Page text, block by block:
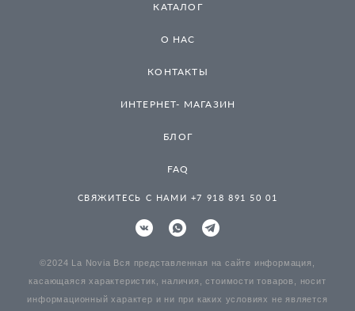
КАТАЛОГ
О НАС
КОНТАКТЫ
ИНТЕРНЕТ- МАГАЗИН
БЛОГ
FAQ
СВЯЖИТЕСЬ С НАМИ +7 918 891 50 01
©2024 La Novia Вся представленная на сайте информация,
касающаяся характеристик, наличия, стоимости товаров, носит
информационный характер и ни при каких условиях не является